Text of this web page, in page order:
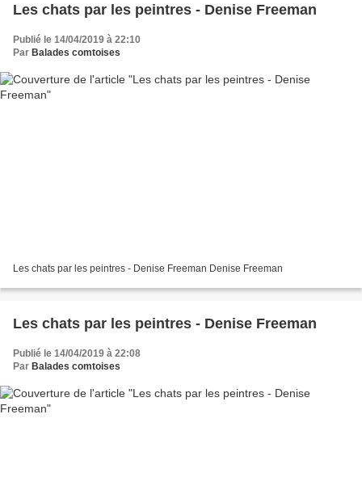
Les chats par les peintres - Denise Freeman
Publié le 14/04/2019 à 22:10
Par Balades comtoises
Les chats par les peintres - Denise Freeman Denise Freeman
Les chats par les peintres - Denise Freeman
Publié le 14/04/2019 à 22:08
Par Balades comtoises